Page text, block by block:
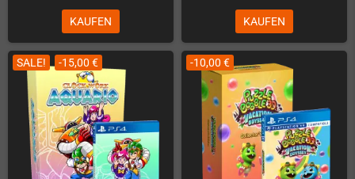
KAUFEN KAUFEN
SALE! -15,00 € -10,00 €